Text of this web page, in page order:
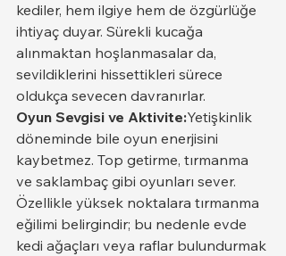
kediler, hem ilgiye hem de özgürlüğe
ihtiyaç duyar. Sürekli kucağa
alınmaktan hoşlanmasalar da,
sevildiklerini hissettikleri sürece
oldukça sevecen davranırlar.
Oyun Sevgisi ve Aktivite:Yetişkinlik
döneminde bile oyun enerjisini
kaybetmez. Top getirme, tırmanma
ve saklambaç gibi oyunları sever.
Özellikle yüksek noktalara tırmanma
eğilimi belirgindir; bu nedenle evde
kedi ağaçları veya raflar bulundurmak